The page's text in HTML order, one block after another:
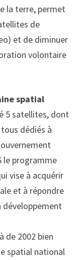
la terre, permet
de
et de diminuer
volontaire
spatial
5 satellites, dont
dédiés à
le programme
vise à acquérir
et à répondre
développement
de 2002 bien
spatial national